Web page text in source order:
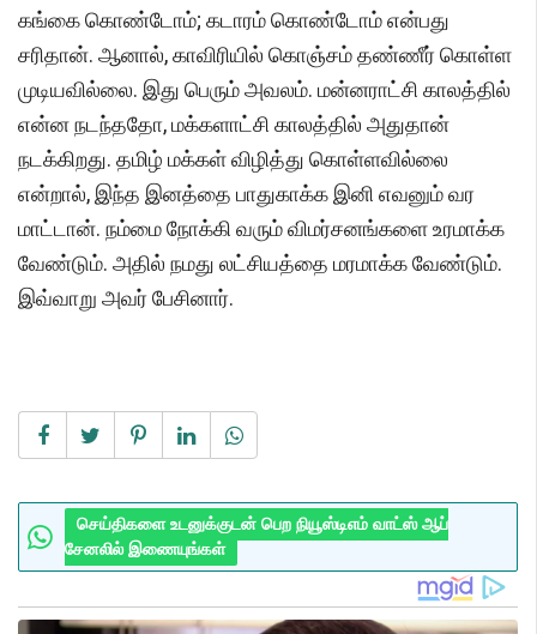
கங்கை கொண்டோம்; கடாரம் கொண்டோம் என்பது
சரிதான். ஆனால், காவிரியில் கொஞ்சம் தண்ணீர் கொள்ள
முடியவில்லை. இது பெரும் அவலம். மன்னராட்சி காலத்தில்
என்ன நடந்ததோ, மக்களாட்சி காலத்தில் அதுதான்
நடக்கிறது. தமிழ் மக்கள் விழித்து கொள்ளவில்லை
என்றால், இந்த இனத்தை பாதுகாக்க இனி எவனும் வர
மாட்டான். நம்மை நோக்கி வரும் விமர்சனங்களை உரமாக்க
வேண்டும். அதில் நமது லட்சியத்தை மரமாக்க வேண்டும்.
இவ்வாறு அவர் பேசினார்.
செய்திகளை உடனுக்குடன் பெற நியூஸ்டிஎம் வாட்ஸ் ஆப்
சேனலில் இணையுங்கள்